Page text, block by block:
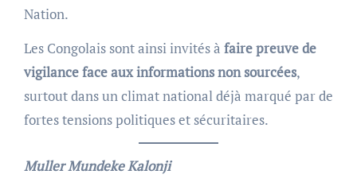
Nation.
Les Congolais sont ainsi invités à faire preuve de
vigilance face aux informations non sourcées,
surtout dans un climat national déjà marqué par de
fortes tensions politiques et sécuritaires.
Muller Mundeke Kalonji